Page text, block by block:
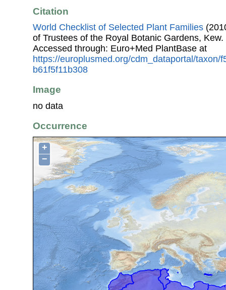
Citation
World Checklist of Selected Plant Families
of Trustees of the Royal Botanic Gardens, Kew.
Accessed through: Euro+Med PlantBase at
https://europlusmed.org/cdm_dataportal/taxon/
b61f5f11b308
Image
no data
Occurrence
+
−